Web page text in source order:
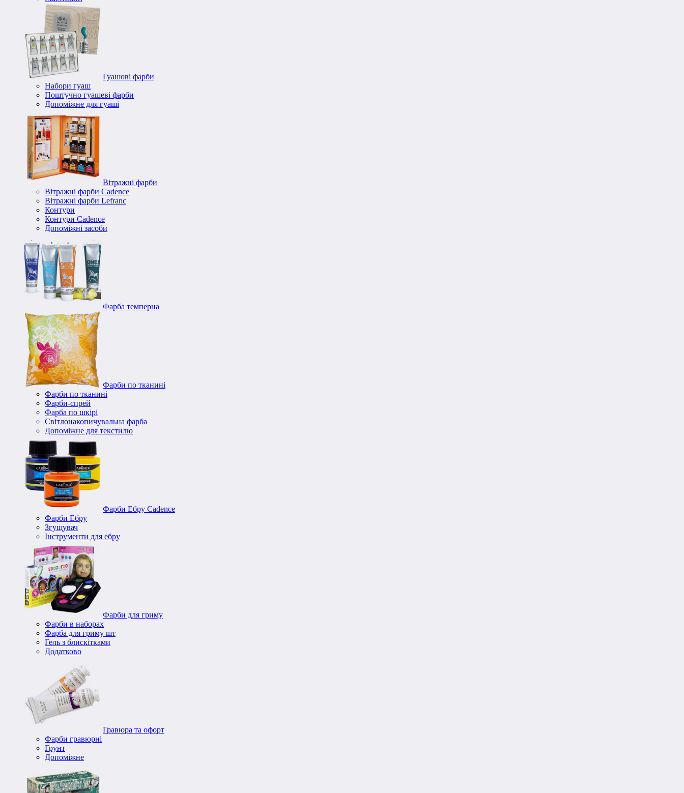
Гуашові фарби
Набори гуаш
Поштучно гуашеві фарби
Допоміжне для гуаші
Вітражні фарби
Вітражні фарби Cadence
Вітражні фарби Lefranc
Контури
Контури Cadence
Допоміжні засоби
Фарба темперна
Фарби по тканині
Фарби по тканині
Фарби-спрей
Фарба по шкірі
Світлонакопичувальна фарба
Допоміжне для текстилю
Фарби Ебру Cadence
Фарби Ебру
Згущувач
Інструменти для ебру
Фарби для гриму
Фарби в наборах
Фарба для гриму шт
Гель з блискітками
Додатково
Гравюра та офорт
Фарби гравюрні
Грунт
Допоміжне